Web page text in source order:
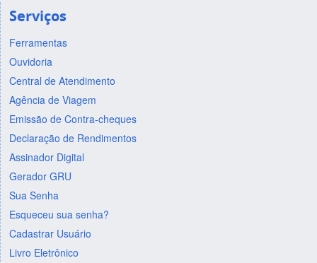
Serviços
Ferramentas
Ouvidoria
Central de Atendimento
Agência de Viagem
Emissão de Contra-cheques
Declaração de Rendimentos
Assinador Digital
Gerador GRU
Sua Senha
Esqueceu sua senha?
Cadastrar Usuário
Livro Eletrônico